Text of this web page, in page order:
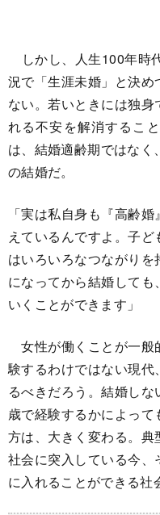
しかし、人生100年時
況で「生涯未婚」と決
ない。若いときには独
れる不安を解消するこ
は、結婚適齢期ではな
の結婚だ。
「実は私自身も『高齢
えているんですよ。子
はいろいろなつながり
になってから結婚して
いくことができます」
女性が働くことが一般
験するわけではない現
るべきだろう。結婚し
歳で経験するかによっ
方は、大きく変わる。
社会に突入している今
に入れることができる社